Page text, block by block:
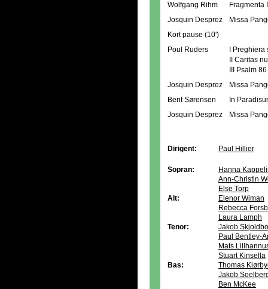
Wolfgang Rihm
Fragmenta
Josquin Desprez
Missa
Kort pause (10')
Poul Ruders
I
II Caritas
III Psalm 86
Josquin Desprez
Missa
Bent Sørensen
In
Josquin Desprez
Missa
Dirigent: Paul Hillier
Sopran:
Hanna
Ann-Christin
Else Torp
Alt:
Elenor Wiman
Rebecca
Laura Lamph
Tenor:
Jakob
Paul Bentley-
Mats
Stuart Kinsella
Bas:
Thomas
Jakob
Ben McKee